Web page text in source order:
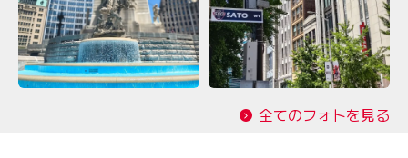
全てのフォトを見る